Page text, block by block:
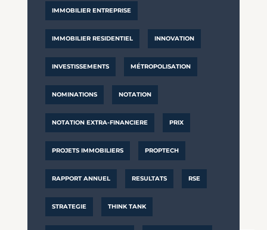
IMMOBILIER ENTREPRISE
IMMOBILIER RESIDENTIEL INNOVATION
INVESTISSEMENTS MÉTROPOLISATION
NOMINATIONS NOTATION
NOTATION EXTRA-FINANCIERE PRIX
PROJETS IMMOBILIERS PROPTECH
RAPPORT ANNUEL RESULTATS RSE
STRATEGIE THINK TANK